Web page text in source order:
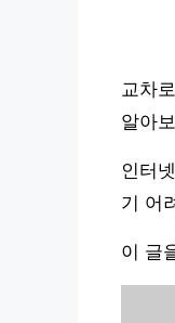
교차
알아
인터
기 어
이 글